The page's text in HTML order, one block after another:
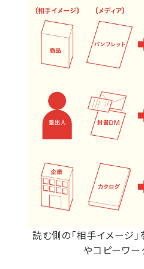
読む側の「相手イメージ
やコピーワー